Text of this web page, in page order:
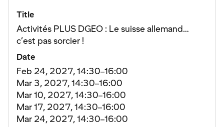
Title
Activités PLUS DGEO : Le suisse allemand…
c’est pas sorcier !
Date
Feb 24, 2027, 14:30–16:00
Mar 3, 2027, 14:30–16:00
Mar 10, 2027, 14:30–16:00
Mar 17, 2027, 14:30–16:00
Mar 24, 2027, 14:30–16:00